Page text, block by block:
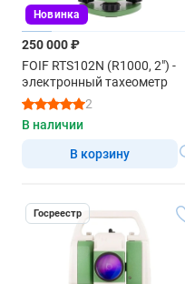
Новинка
250 000 ₽
FOIF RTS102N (R1000, 2") -
электронный тахеометр
2
В наличии
В корзину
Госреестр